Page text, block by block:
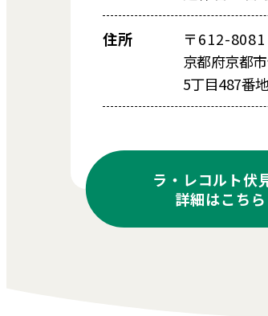
住所
〒612-8081
京都府京都
5丁目487番地
ラ・レコルト伏
詳細はこちら